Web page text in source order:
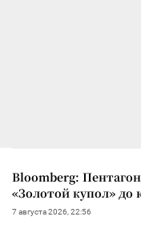
Bloomberg:
«Золотой купол» до
7 августа 2026, 22:56